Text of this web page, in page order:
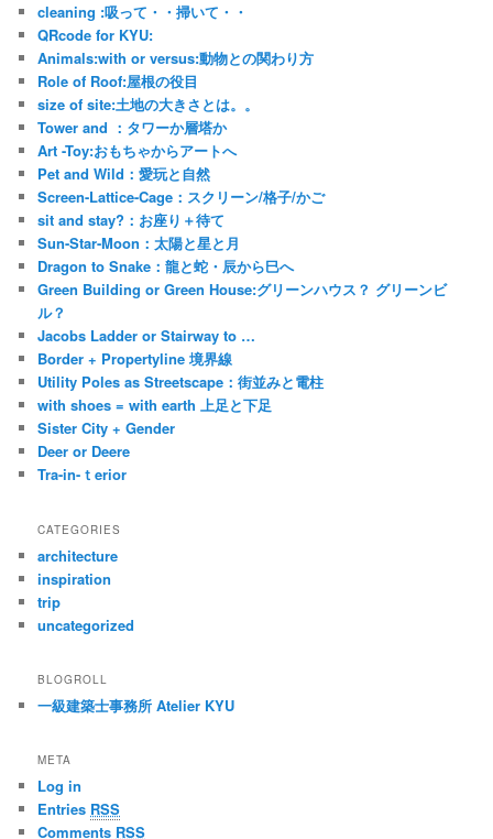
cleaning :吸って・・掃いて・・
QRcode for KYU:
Animals:with or versus:動物との関わり方
Role of Roof:屋根の役目
size of site:土地の大きさとは。。
Tower and ：タワーか層塔か
Art -Toy:おもちゃからアートへ
Pet and Wild：愛玩と自然
Screen-Lattice-Cage：スクリーン/格子/かご
sit and stay?：お座り＋待て
Sun-Star-Moon：太陽と星と月
Dragon to Snake：龍と蛇・辰から巳へ
Green Building or Green House:グリーンハウス？ グリーンビ
ル？
Jacobs Ladder or Stairway to …
Border + Propertyline 境界線
Utility Poles as Streetscape：街並みと電柱
with shoes = with earth 上足と下足
Sister City + Gender
Deer or Deere
Tra-in-ｔerior
CATEGORIES
architecture
inspiration
trip
uncategorized
BLOGROLL
一級建築士事務所 Atelier KYU
META
Log in
Entries RSS
Comments RSS